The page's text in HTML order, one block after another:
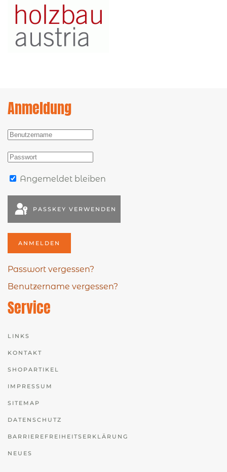
Anmeldung
Angemeldet bleiben
PASSKEY VERWENDEN
ANMELDEN
Passwort vergessen?
Benutzername vergessen?
Service
LINKS
KONTAKT
SHOPARTIKEL
IMPRESSUM
SITEMAP
DATENSCHUTZ
BARRIEREFREIHEITSERKLÄRUNG
NEUES